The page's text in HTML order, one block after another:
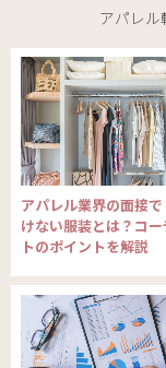
アパレル
アパレル業界の面接
けない服装とは？コー
トのポイントを解説